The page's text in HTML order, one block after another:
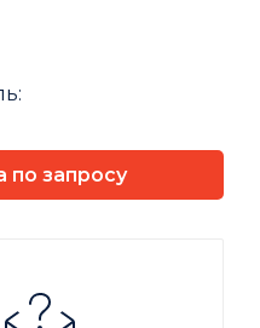
по запросу